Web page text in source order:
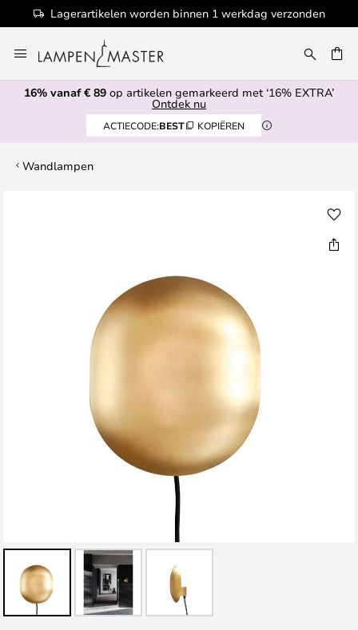
Lagerartikelen worden binnen 1 werkdag verzonden
naar
de
inhoud
16% vanaf € 89 op artikelen gemarkeerd met ‘16% EXTRA’
Ontdek nu
ACTIECODE:BEST KOPIËREN
Wandlampen